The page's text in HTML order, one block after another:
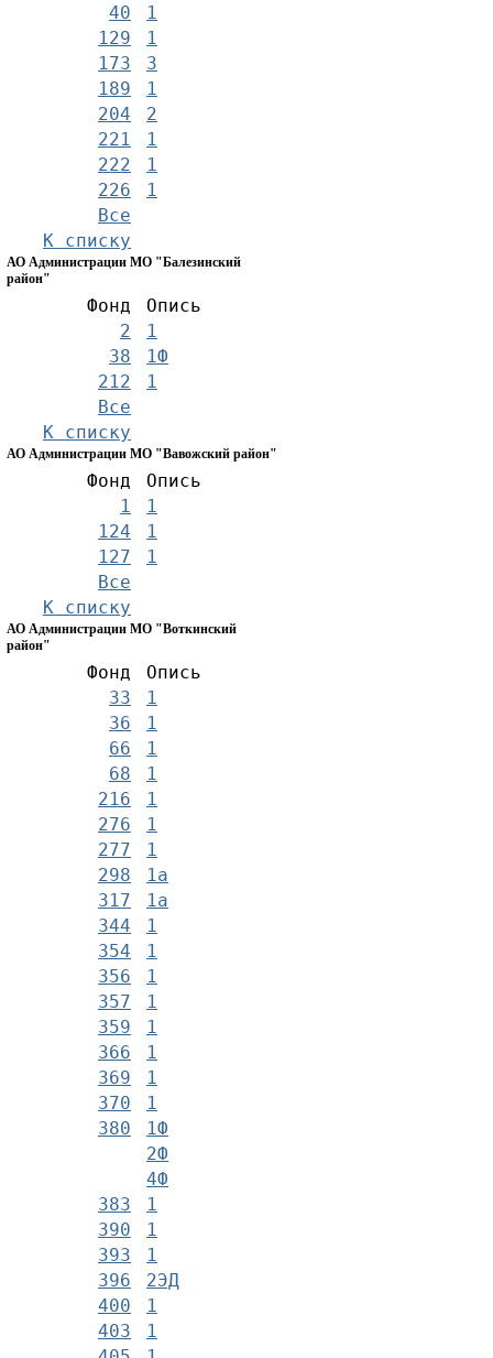
40
129
1
173
1
189
3
204
1
2
221
1
222
1
226
1
Все
К списку
АО Администрации МО "Балезинский
район"
Фонд
Опись
2
1
38
1Ф
212
1
Все
К списку
АО Администрации МО "Вавожский район"
Фонд
Опись
1
1
124
1
127
1
Все
К списку
АО Администрации МО "Воткинский
район"
Фонд
Опись
33
1
36
1
66
1
68
1
216
1
276
1
277
1
298
1а
317
1а
344
1
354
1
356
1
357
1
359
1
366
1
369
1
370
1
380
1Ф
2Ф
4Ф
383
1
390
1
393
1
396
2ЭД
400
1
403
1